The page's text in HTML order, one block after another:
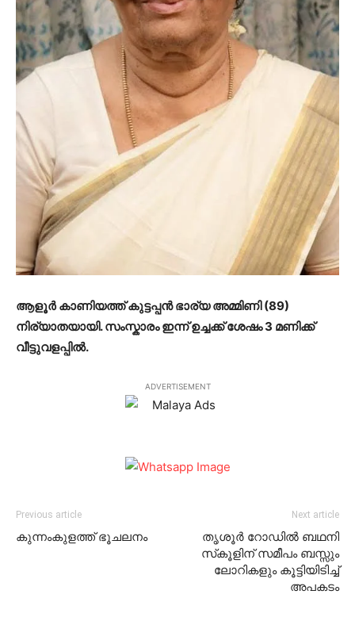
ആളൂർ കാണിയത്ത് കുട്ടപ്പൻ ഭാര്യ അമ്മിണി (89)
നിര്യാതയായി. സംസ്കാരം ഇന്ന് ഉച്ചക്ക് ശേഷം 3 മണിക്ക്
വീട്ടുവളപ്പിൽ.
ADVERTISEMENT
Previous article
കുന്നംകുളത്ത് ഭൂചലനം
Next article
തൃശൂര്‍ റോഡില്‍ ബഥനി
സ്‌കൂളിന് സമീപം ബസ്സും
ലോറികളും കൂട്ടിയിടിച്ച്
അപകടം